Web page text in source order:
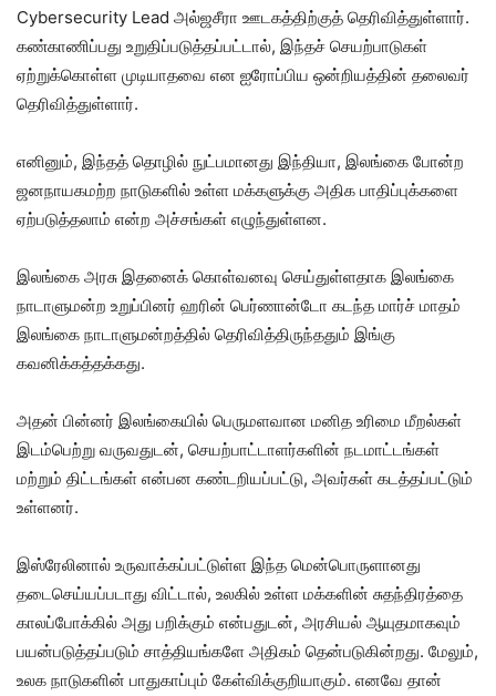
Cybersecurity Lead அல்ஜசீரா ஊடகத்திற்குத் தெரிவித்துள்ளார்.
கண்காணிப்பது உறுதிப்படுத்தப்பட்டால், இந்தச் செயற்பாடுகள்
ஏற்றுக்கொள்ள முடியாதவை என ஐரோப்பிய ஒன்றியத்தின் தலைவர்
தெரிவித்துள்ளார்.
எனினும், இந்தத் தொழில் நுட்பமானது இந்தியா, இலங்கை போன்ற
ஜனநாயகமற்ற நாடுகளில் உள்ள மக்களுக்கு அதிக பாதிப்புக்களை
ஏற்படுத்தலாம் என்ற அச்சங்கள் எழுந்துள்ளன.
இலங்கை அரசு இதனைக் கொள்வனவு செய்துள்ளதாக இலங்கை
நாடாளுமன்ற உறுப்பினர் ஹரின் பெர்ணான்டோ கடந்த மார்ச் மாதம்
இலங்கை நாடாளுமன்றத்தில் தெரிவித்திருந்ததும் இங்கு
கவனிக்கத்தக்கது.
அதன் பின்னர் இலங்கையில் பெருமளவான மனித உரிமை மீறல்கள்
இடம்பெற்று வருவதுடன், செயற்பாட்டாளர்களின் நடமாட்டங்கள்
மற்றும் திட்டங்கள் என்பன கண்டறியப்பட்டு, அவர்கள் கடத்தப்பட்டும்
உள்ளனர்.
இஸ்ரேலினால் உருவாக்கப்பட்டுள்ள இந்த மென்பொருளானது
தடைசெய்யப்படாது விட்டால், உலகில் உள்ள மக்களின் சுதந்திரத்தை
காலப்போக்கில் அது பறிக்கும் என்பதுடன், அரசியல் ஆயுதமாகவும்
பயன்படுத்தப்படும் சாத்தியங்களே அதிகம் தென்படுகின்றது. மேலும்,
உலக நாடுகளின் பாதுகாப்பும் கேள்விக்குறியாகும். எனவே தான்